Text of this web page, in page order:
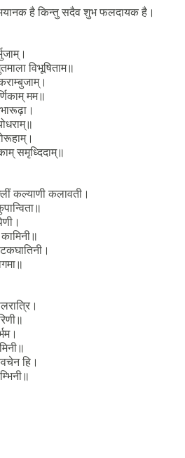
है किन्तु सदैव शुभ फलदायक है।
विभूषिताम॥
मम॥
समृध्दिदाम्॥
कल्याणी कलावती।
हि।